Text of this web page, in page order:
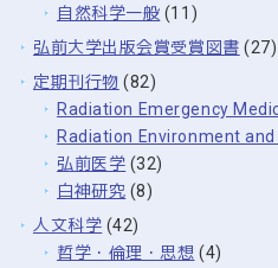
自然科学一般 (11)
弘前大学出版会賞受賞図書 (27)
定期刊行物 (82)
Radiation Emergency
Radiation Environment
弘前医学 (32)
白神研究 (8)
人文科学 (42)
哲学・倫理・思想 (4)